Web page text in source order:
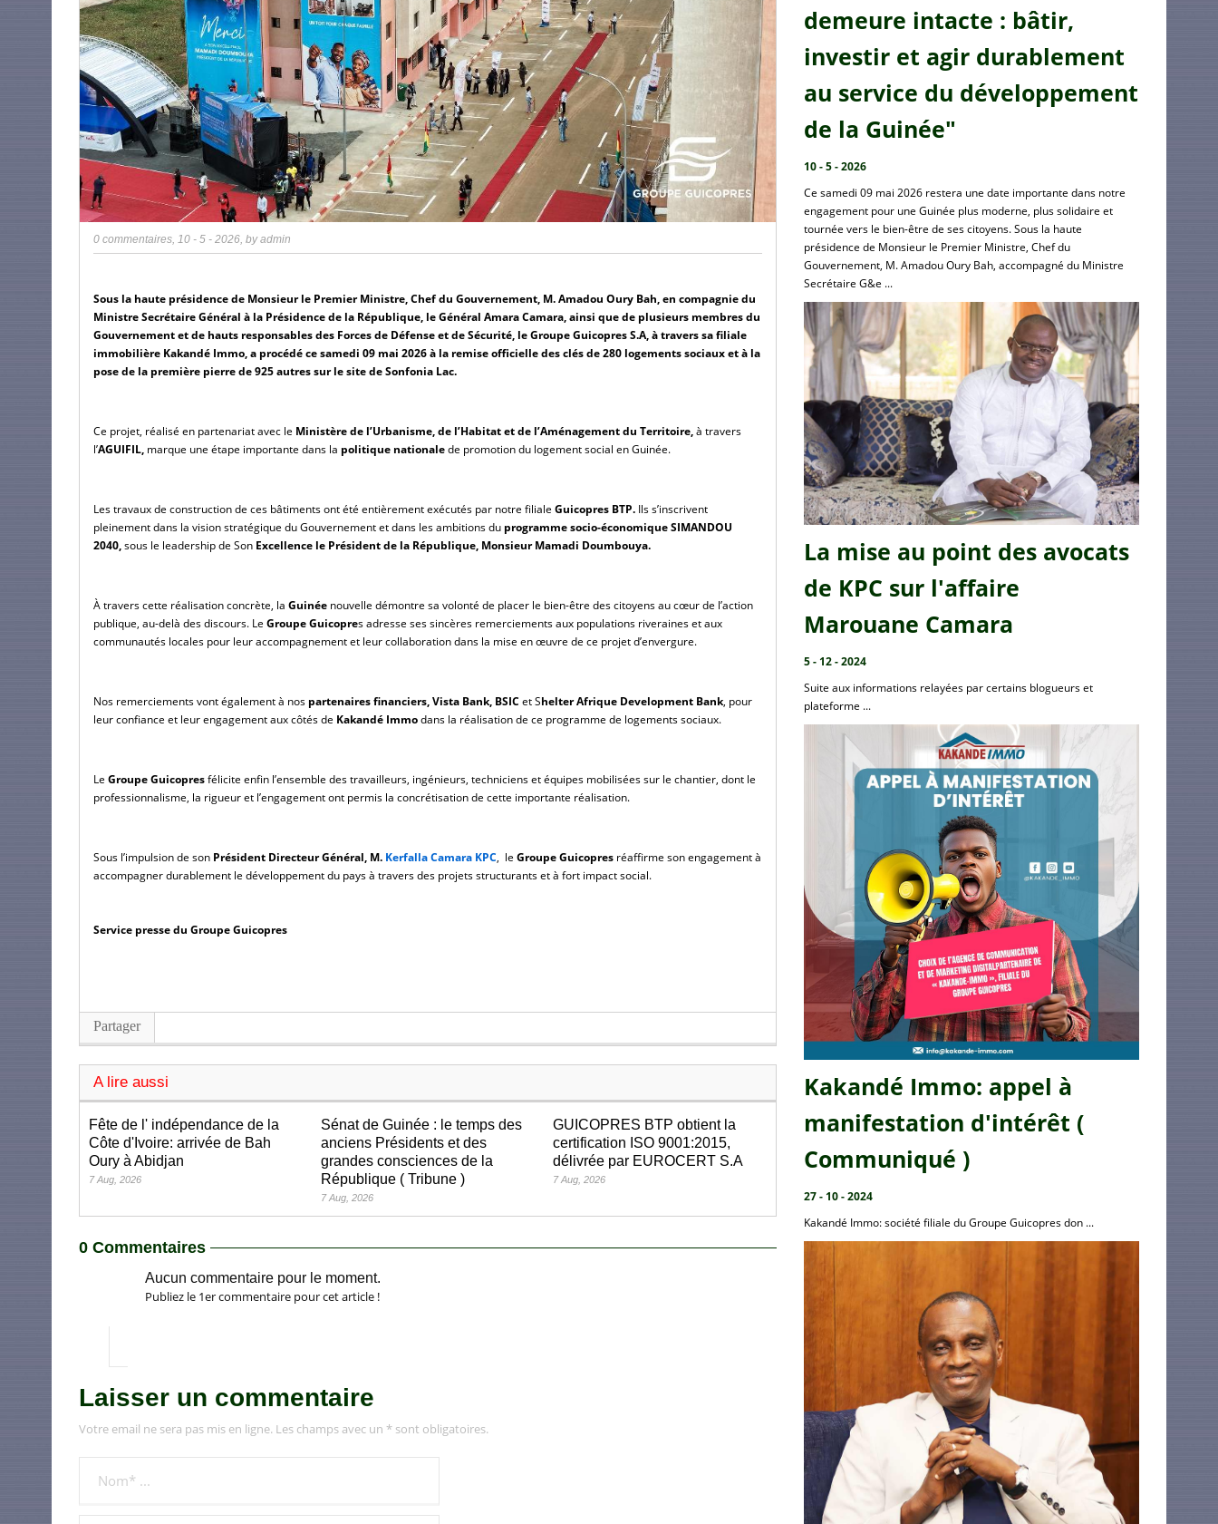
0 commentaires, 10 - 5 - 2026, byadmin
Sous la haute présidence de Monsieur le Premier Ministre, Chef du Gouvernement, M. Amadou Oury Bah, en compagnie du
Ministre Secrétaire Général à la Présidence de la République, le Général Amara Camara, ainsi que de plusieurs membres du
Gouvernement et de hauts responsables des Forces de Défense et de Sécurité, le Groupe Guicopres S.A, à travers sa filiale
immobilière Kakandé Immo, a procédé ce samedi 09 mai 2026 à la remise officielle des clés de 280 logements sociaux et à la
pose de la première pierre de 925 autres sur le site de Sonfonia Lac.
Ce projet, réalisé en partenariat avec le Ministère de l’Urbanisme, de l’Habitat et de l’Aménagement du Territoire, à travers
l’AGUIFIL, marque une étape importante dans la politique nationale de promotion du logement social en Guinée.
Les travaux de construction de ces bâtiments ont été entièrement exécutés par notre filiale Guicopres BTP. Ils s’inscrivent
pleinement dans la vision stratégique du Gouvernement et dans les ambitions du programme socio-économique SIMANDOU
2040, sous le leadership de Son Excellence le Président de la République, Monsieur Mamadi Doumbouya.
À travers cette réalisation concrète, la Guinée nouvelle démontre sa volonté de placer le bien-être des citoyens au cœur de l’action
publique, au-delà des discours. Le Groupe Guicopres adresse ses sincères remerciements aux populations riveraines et aux
communautés locales pour leur accompagnement et leur collaboration dans la mise en œuvre de ce projet d’envergure.
Nos remerciements vont également à nos partenaires financiers, Vista Bank, BSIC et Shelter Afrique Development Bank, pour
leur confiance et leur engagement aux côtés de Kakandé Immo dans la réalisation de ce programme de logements sociaux.
Le Groupe Guicopres félicite enfin l’ensemble des travailleurs, ingénieurs, techniciens et équipes mobilisées sur le chantier, dont le
professionnalisme, la rigueur et l’engagement ont permis la concrétisation de cette importante réalisation.
Sous l’impulsion de son Président Directeur Général, M. Kerfalla Camara KPC, le Groupe Guicopres réaffirme son engagement à
accompagner durablement le développement du pays à travers des projets structurants et à fort impact social.
Service presse du Groupe Guicopres
Partager
A lire aussi
Fête de l' indépendance de la
Côte d'Ivoire: arrivée de Bah
Oury à Abidjan
7 Aug, 2026
Sénat de Guinée : le temps des
anciens Présidents et des
grandes consciences de la
République ( Tribune )
7 Aug, 2026
GUICOPRES BTP obtient la
certification ISO 9001:2015,
délivrée par EUROCERT S.A
7 Aug, 2026
0 Commentaires
Aucun commentaire pour le moment.
Publiez le 1er commentaire pour cet article !
Laisser un commentaire
Votre email ne sera pas mis en ligne. Les champs avec un * sont obligatoires.
demeure intacte : bâtir,
investir et agir durablement
au service du développement
de la Guinée"
10 - 5 - 2026
Ce samedi 09 mai 2026 restera une date importante dans notre
engagement pour une Guinée plus moderne, plus solidaire et
tournée vers le bien-être de ses citoyens. Sous la haute
présidence de Monsieur le Premier Ministre, Chef du
Gouvernement, M. Amadou Oury Bah, accompagné du Ministre
Secrétaire G&e ...
La mise au point des avocats
de KPC sur l'affaire
Marouane Camara
5 - 12 - 2024
Suite aux informations relayées par certains blogueurs et
plateforme ...
Kakandé Immo: appel à
manifestation d'intérêt (
Communiqué )
27 - 10 - 2024
Kakandé Immo: société filiale du Groupe Guicopres don ...